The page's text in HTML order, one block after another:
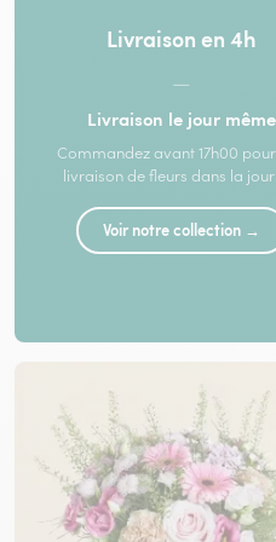
Livraison en 4h
—
Livraison le jour même
Commandez avant 17h00
livraison de fleurs dans la
Voir notre collection →